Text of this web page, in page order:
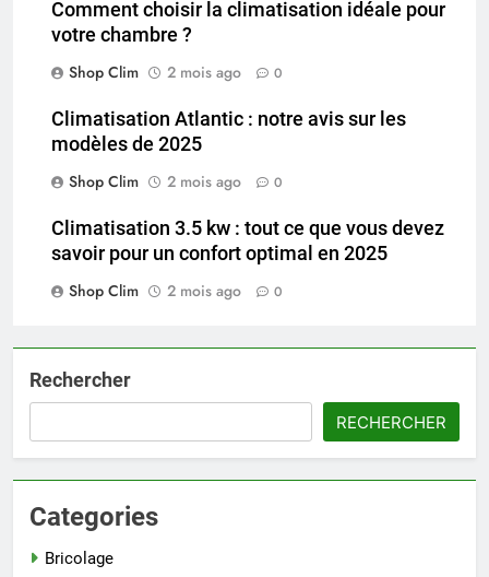
Comment choisir la climatisation idéale pour
votre chambre ?
Shop Clim
2 mois ago 0
Climatisation Atlantic : notre avis sur les
modèles de 2025
Shop Clim
2 mois ago 0
Climatisation 3.5 kw : tout ce que vous devez
savoir pour un confort optimal en 2025
Shop Clim
2 mois ago 0
Rechercher
RECHERCHER
Categories
Bricolage